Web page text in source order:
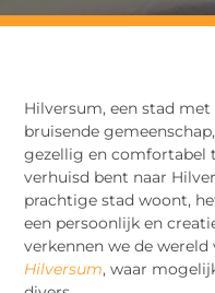
Hilversum, een stad
bruisende
gezellig en comfortabel
verhuisd bent naar
prachtige stad woont,
een persoonlijk en
verkennen we de wereld
Hilversum, waar